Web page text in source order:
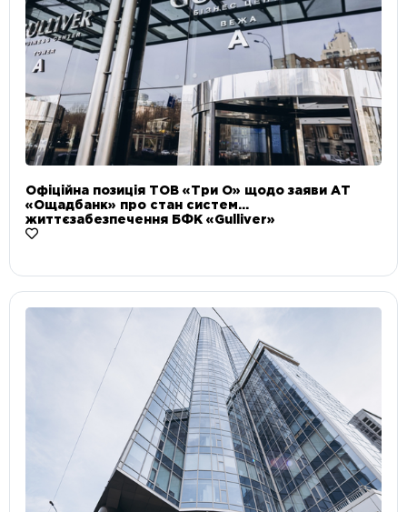
Офіційна позиція ТОВ «Три О» щодо заяви АТ
«Ощадбанк» про стан систем
життєзабезпечення БФК «Gulliver»